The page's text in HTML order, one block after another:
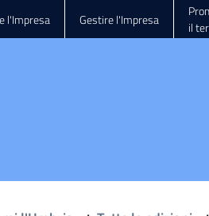
l'Impresa Gestire l'Impresa
il